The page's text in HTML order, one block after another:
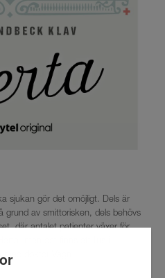
sjukan gör det omöjligt. Dels är
grund av smittorisken, dels behövs
där antalet patienter växer för
doktor Vagn.